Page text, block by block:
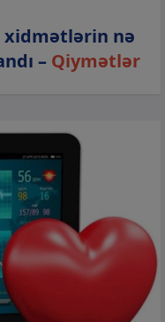
xidmətlərin nə
– Qiymətlər